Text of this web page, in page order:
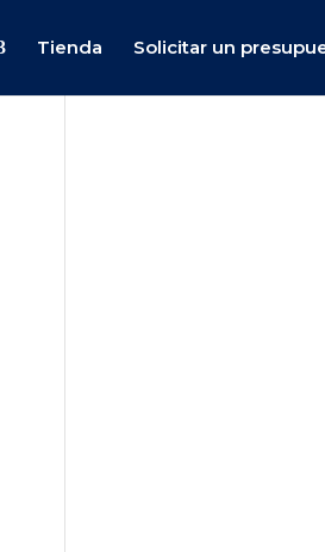
Tienda Solicitar un